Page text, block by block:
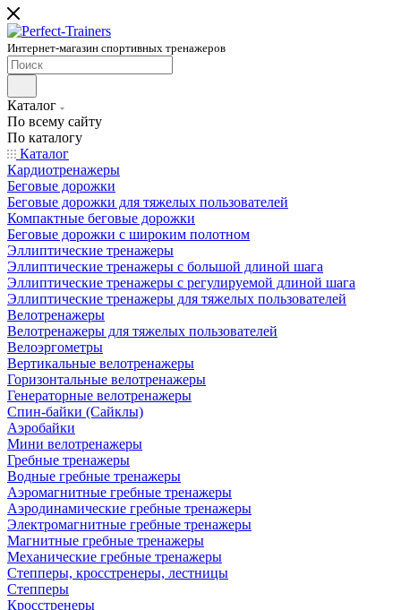
Интернет-магазин спортивных тренажеров
Каталог
По всему сайту
По каталогу
Каталог
Кардиотренажеры
Беговые дорожки
Беговые дорожки для тяжелых пользователей
Компактные беговые дорожки
Беговые дорожки с широким полотном
Эллиптические тренажеры
Эллиптические тренажеры с большой длиной шага
Эллиптические тренажеры с регулируемой длиной шага
Эллиптические тренажеры для тяжелых пользователей
Велотренажеры
Велотренажеры для тяжелых пользователей
Велоэргометры
Вертикальные велотренажеры
Горизонтальные велотренажеры
Генераторные велотренажеры
Спин-байки (Сайклы)
Аэробайки
Мини велотренажеры
Гребные тренажеры
Водные гребные тренажеры
Аэромагнитные гребные тренажеры
Аэродинамические гребные тренажеры
Электромагнитные гребные тренажеры
Магнитные гребные тренажеры
Механические гребные тренажеры
Степперы, кросстренеры, лестницы
Степперы
Кросстренеры